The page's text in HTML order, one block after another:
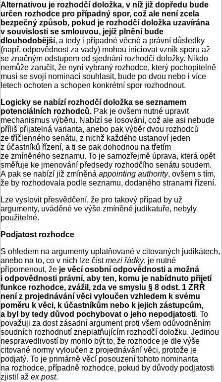
Alternativou je rozhodčí doložka, v níž již dopředu bude
určen rozhodce pro případný spor, což ale není zcela
bezpečný způsob, pokud je rozhodčí doložka uzavírána
v souvislosti se smlouvou, jejíž plnění bude
dlouhodobější, a tedy i případné věcné a právní důsledky
(např. odpovědnost za vady) mohou iniciovat vznik sporu až
se značným odstupem od sjednání rozhodčí doložky. Nikdo
nemůže zaručit, že nyní vybraný rozhodce, který pochopitelně
musí se svojí nominací souhlasit, bude po dvou nebo i více
letech ochoten a schopen konkrétní spor rozhodnout.
Logicky se nabízí rozhodčí doložka se seznamem
potenciálních rozhodců. Pak je ovšem nutné upravit
mechanismus výběru. Nabízí se losování, což ale asi nebude
příliš přijatelná varianta, anebo pak výběr dvou rozhodců
ze tříčlenného senátu, z nichž každého ustanoví jeden
z účastníků řízení, a ti se pak dohodnou na třetím
ze zmíněného seznamu. To je samozřejmě úprava, která opět
směřuje ke jmenování předsedy rozhodčího senátu soudem.
A pak se nabízí již zmíněná appointing authority, ovšem s tím,
že by rozhodovala podle seznamu, dodaného stranami řízení.
Lze vyslovit přesvědčení, že pro takový případ by už
argumenty, uváděné ve výše zmíněné judikatuře, nebyly
použitelné.
Podjatost rozhodce
S ohledem na argumenty uplatňované v citovaných judikátech,
anebo na to, co v nich lze čístmezi řádky, je nutné
připomenout, že je věcí osobní odpovědnosti a možná
i odpovědnosti právní, aby ten, komu je nabídnuto přijetí
funkce rozhodce, zvážil, zda ve smyslu § 8 odst. 1 ZRŘ
není z projednávání věci vyloučen vzhledem k svému
poměru k věci, k účastníkům nebo k jejich zástupcům,
a byl by tedy důvod pochybovat o jeho nepodjatosti. To
považuji za dost zásadní argument proti všem odůvodněním
soudních rozhodnutí zneplatňujícím rozhodčí doložku. Jedinou
nespravedlivostí by mohlo být to, že rozhodce je dle výše
citované normy vyloučen z projednávání věci, protože je
podjatý. To je primárně věcí posouzení tohoto nominanta
na rozhodce, případně rozhodce, pokud by důvody podjatosti
zjistil až ex post.